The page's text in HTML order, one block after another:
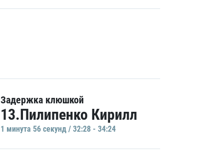
Задержка клюшкой
13.Пилипенко Кирилл
1 минутa 56 секунд / 32:28 - 34:24